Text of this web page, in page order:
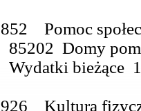
852 Pomoc
85202 Domy
Wydatki bieżące
926 Kultura